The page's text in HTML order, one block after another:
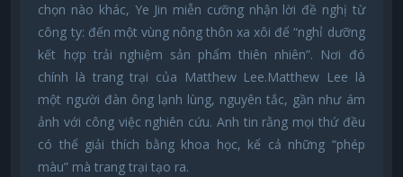
chọn nào khác, Ye Jin miễn cưỡng nhận lời đề nghị từ
công ty: đến một vùng nông thôn xa xôi để “nghỉ dưỡng
kết hợp trải nghiệm sản phẩm thiên nhiên”. Nơi đó
chính là trang trại của Matthew Lee.Matthew Lee là
một người đàn ông lạnh lùng, nguyên tắc, gần như ám
ảnh với công việc nghiên cứu. Anh tin rằng mọi thứ đều
có thể giải thích bằng khoa học, kể cả những “phép
màu” mà trang trại tạo ra.